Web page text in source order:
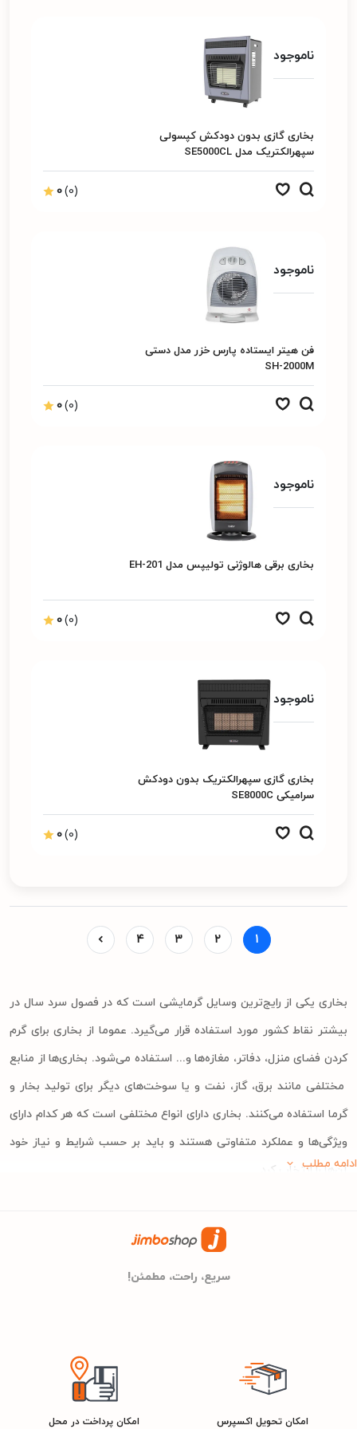
ناموجود
بخاری گازی بدون دودکش کپسولی
سپهرالکتریک مدل SE5000CL
0(0)
ناموجود
فن هیتر ایستاده پارس خزر مدل دستی
SH-2000M
0(0)
ناموجود
بخاری برقی هالوژنی تولیپس مدل EH-201
0(0)
ناموجود
بخاری گازی سپهرالکتریک بدون دودکش
سرامیکی SE8000C
0(0)
1
2
3
4
بخاری یکی از رایج‌ترین وسایل گرمایشی است که در فصول سرد سال در
بیشتر نقاط کشور مورد استفاده قرار می‌گیرد. عموما از بخاری برای گرم
کردن فضای منزل، دفاتر، مغازه‌ها و... استفاده می‌شود. بخاری‌ها از منابع
مختلفی مانند برق، گاز، نفت و یا سوخت‌های دیگر برای تولید بخار و
گرما استفاده می‌کنند. بخاری دارای انواع مختلفی است که هر کدام دارای
ویژگی‌ها و عملکرد متفاوتی هستند و باید بر حسب شرایط و نیاز خود
آن‌ها را انتخاب کرد.
بخاری در انواع مختلفی تولید می‌شود که امروزه مهم‌ترین آن‌ها عبارت
گرما استفاده می‌کند. این نوع بخاری‌ها معمولا با گاز شهری و یا گاز مایع
ادامه مطلب
سریع، راحت، مطمئن!
امکان تحویل اکسپرس امکان پرداخت در محل